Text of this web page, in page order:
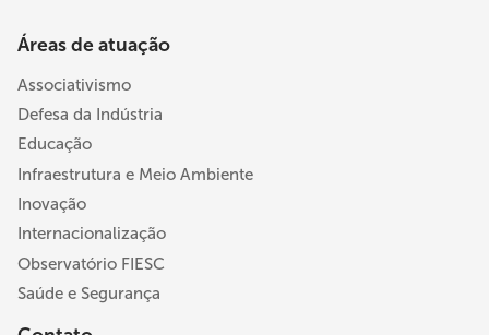
Áreas de atuação
Associativismo
Defesa da Indústria
Educação
Infraestrutura e Meio Ambiente
Inovação
Internacionalização
Observatório FIESC
Saúde e Segurança